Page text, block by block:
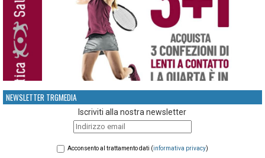
NEWSLETTER TRGMEDIA
Iscriviti alla nostra newsletter
Acconsento al trattamento dati (informativa privacy)